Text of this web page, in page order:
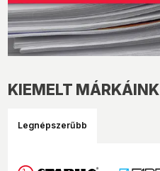
KIEMELT MÁRKÁINK
Legnépszerűbb